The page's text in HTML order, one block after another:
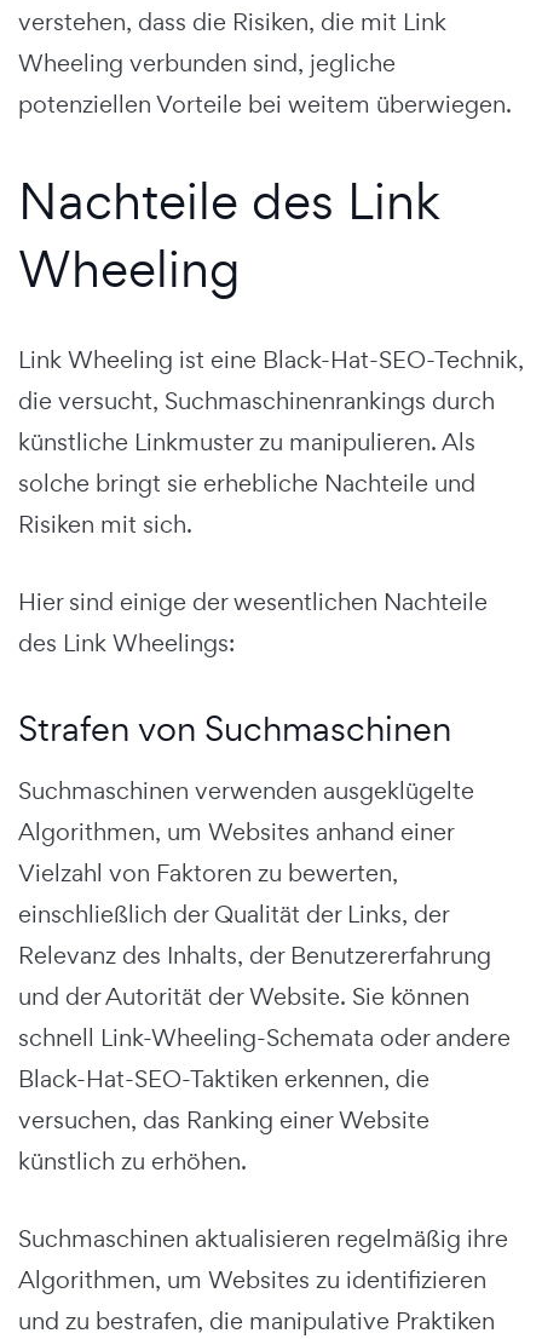
verstehen, dass die Risiken, die mit Link
Wheeling verbunden sind, jegliche
potenziellen Vorteile bei weitem überwiegen.
Nachteile des Link
Wheeling
Link Wheeling ist eine Black-Hat-SEO-Technik,
die versucht, Suchmaschinenrankings durch
künstliche Linkmuster zu manipulieren. Als
solche bringt sie erhebliche Nachteile und
Risiken mit sich.
Hier sind einige der wesentlichen Nachteile
des Link Wheelings:
Strafen von Suchmaschinen
Suchmaschinen verwenden ausgeklügelte
Algorithmen, um Websites anhand einer
Vielzahl von Faktoren zu bewerten,
einschließlich der Qualität der Links, der
Relevanz des Inhalts, der Benutzererfahrung
und der Autorität der Website. Sie können
schnell Link-Wheeling-Schemata oder andere
Black-Hat-SEO-Taktiken erkennen, die
versuchen, das Ranking einer Website
künstlich zu erhöhen.
Suchmaschinen aktualisieren regelmäßig ihre
Algorithmen, um Websites zu identifizieren
und zu bestrafen, die manipulative Praktiken